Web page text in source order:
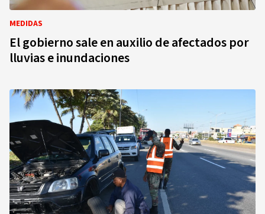
MEDIDAS
El gobierno sale en auxilio de afectados por
lluvias e inundaciones